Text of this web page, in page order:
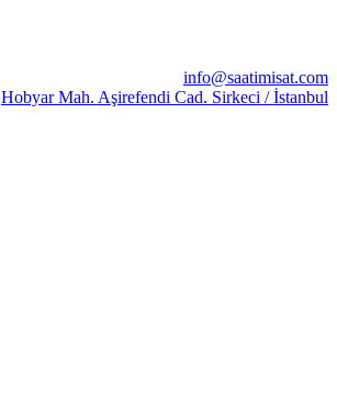
info@saatimisat.com
Hobyar Mah. Aşirefendi Cad. Sirkeci / İstanbul